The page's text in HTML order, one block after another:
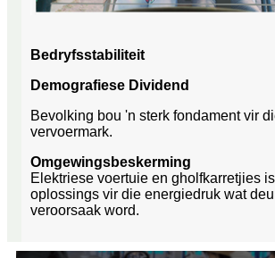
Bedryfsstabiliteit
Demografiese Dividend
Bevolking bou 'n sterk fondament vir
vervoermark.
Omgewingsbeskerming
Elektriese voertuie en gholfkarretjies
oplossings vir die energiedruk wat
veroorsaak word.